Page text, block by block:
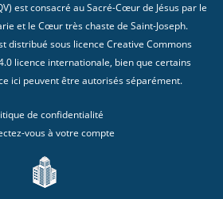
est consacré au Sacré-Cœur de Jésus par le
et le Cœur très chaste de Saint-Joseph.
distribué sous licence Creative Commons
licence internationale , bien que certains
ici peuvent être autorisés séparément.
de confidentialité
vous à votre compte